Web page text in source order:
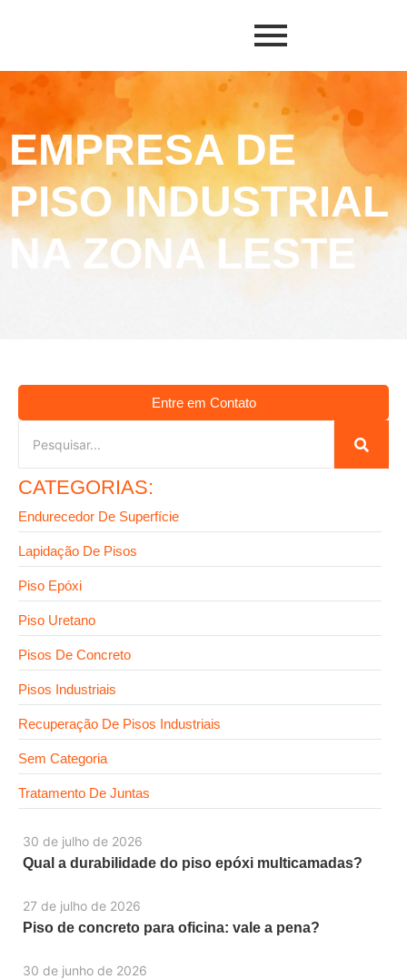
EMPRESA DE
PISO INDUSTRIAL
NA ZONA LESTE
30 de julho de 2026
Qual a durabilidade do piso epóxi multicamadas?
27 de julho de 2026
Piso de concreto para oficina: vale a pena?
30 de junho de 2026
Entre em Contato
CATEGORIAS:
Endurecedor De Superfície
Lapidação De Pisos
Piso Epóxi
Piso Uretano
Pisos De Concreto
Pisos Industriais
Recuperação De Pisos Industriais
Sem Categoria
Tratamento De Juntas